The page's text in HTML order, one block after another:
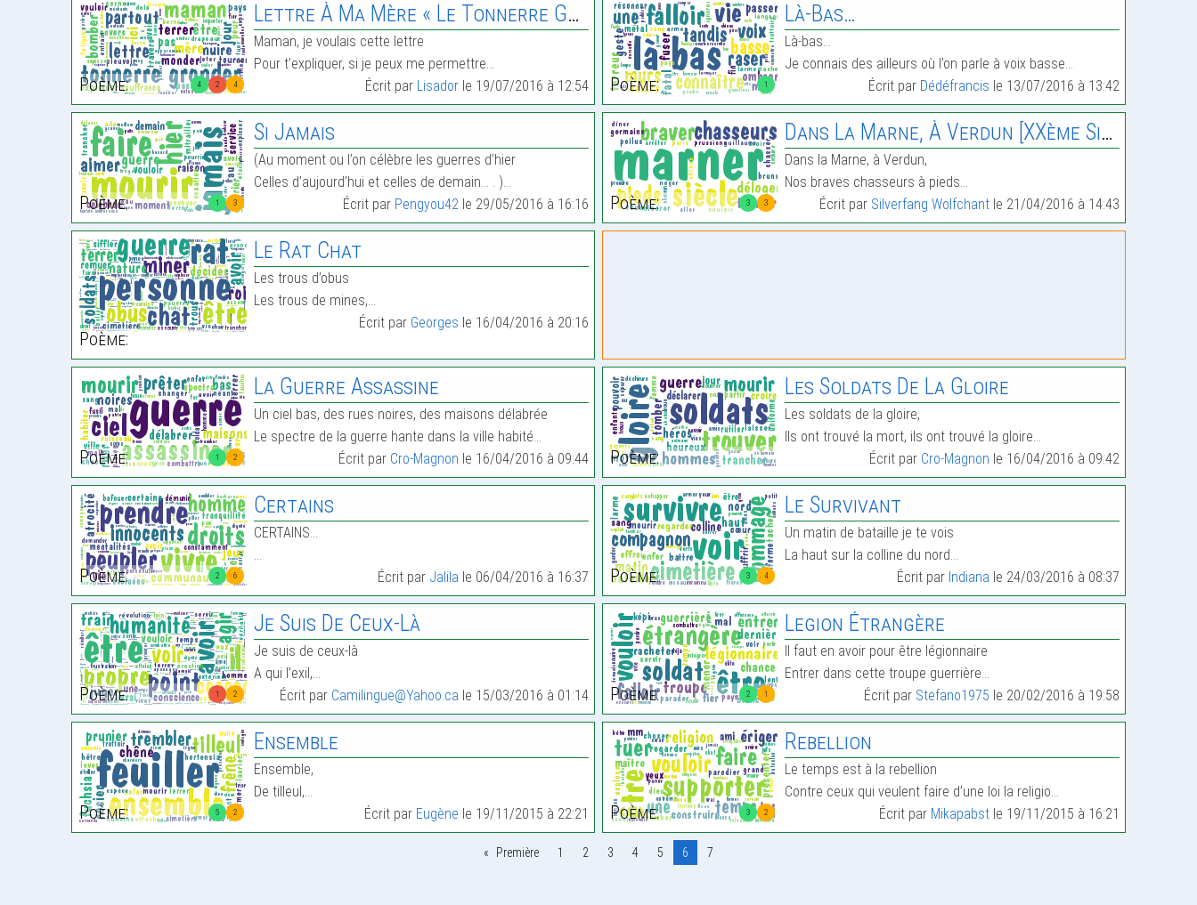
4 2 4
Poème:
Lettre À Ma Mère « Le Tonnerre Gronde »
Maman, je voulais cette lettre
Pour t’expliquer, si je peux me permettre…
Écrit par Lisador le 19/07/2016 à 12:54 1
Poème:
Là-Bas…
Là-bas…
Je connais des ailleurs où l’on parle à voix basse…
Écrit par Dédéfrancis le 13/07/2016 à 13:42
1 3
Poème:
Si Jamais
(Au moment ou l’on célèbre les guerres d’hier
Celles d’aujourd’hui et celles de demain… . )…
Écrit par Pengyou42 le 29/05/2016 à 16:16 3 3
Poème:
Dans La Marne, À Verdun [XXème Siècle]
Dans la Marne, à Verdun,
Nos braves chasseurs à pieds…
Écrit par Silverfang Wolfchant le 21/04/2016 à 14:43
Poème:
Le Rat Chat
Les trous d’obus
Les trous de mines,…
Écrit par Georges le 16/04/2016 à 20:16
1 2
Poème:
La Guerre Assassine
Un ciel bas, des rues noires, des maisons délabrée
Le spectre de la guerre hante dans la ville habité…
Écrit par Cro-Magnon le 16/04/2016 à 09:44 Poème:
Les Soldats De La Gloire
Les soldats de la gloire,
Ils ont trouvé la mort, ils ont trouvé la gloire…
Écrit par Cro-Magnon le 16/04/2016 à 09:42
2 6
Poème:
Certains
CERTAINS…
…
Écrit par Jalila le 06/04/2016 à 16:37 3 4
Poème:
Le Survivant
Un matin de bataille je te vois
La haut sur la colline du nord…
Écrit par Indiana le 24/03/2016 à 08:37
1 2
Poème:
Je Suis De Ceux-Là
Je suis de ceux-là
A qui l’exil,…
Écrit par Camilingue@Yahoo.ca le 15/03/2016 à 01:14 2 1
Poème:
Legion Étrangère
Il faut en avoir pour être légionnaire
Entrer dans cette troupe guerrière…
Écrit par Stefano1975 le 20/02/2016 à 19:58
5 2
Poème:
Ensemble
Ensemble,
De tilleul,…
Écrit par Eugène le 19/11/2015 à 22:21 3 2
Poème:
Rebellion
Le temps est à la rebellion
Contre ceux qui veulent faire d’une loi la religio…
Écrit par Mikapabst le 19/11/2015 à 16:21
Première 1 2 3 4 5 6 7